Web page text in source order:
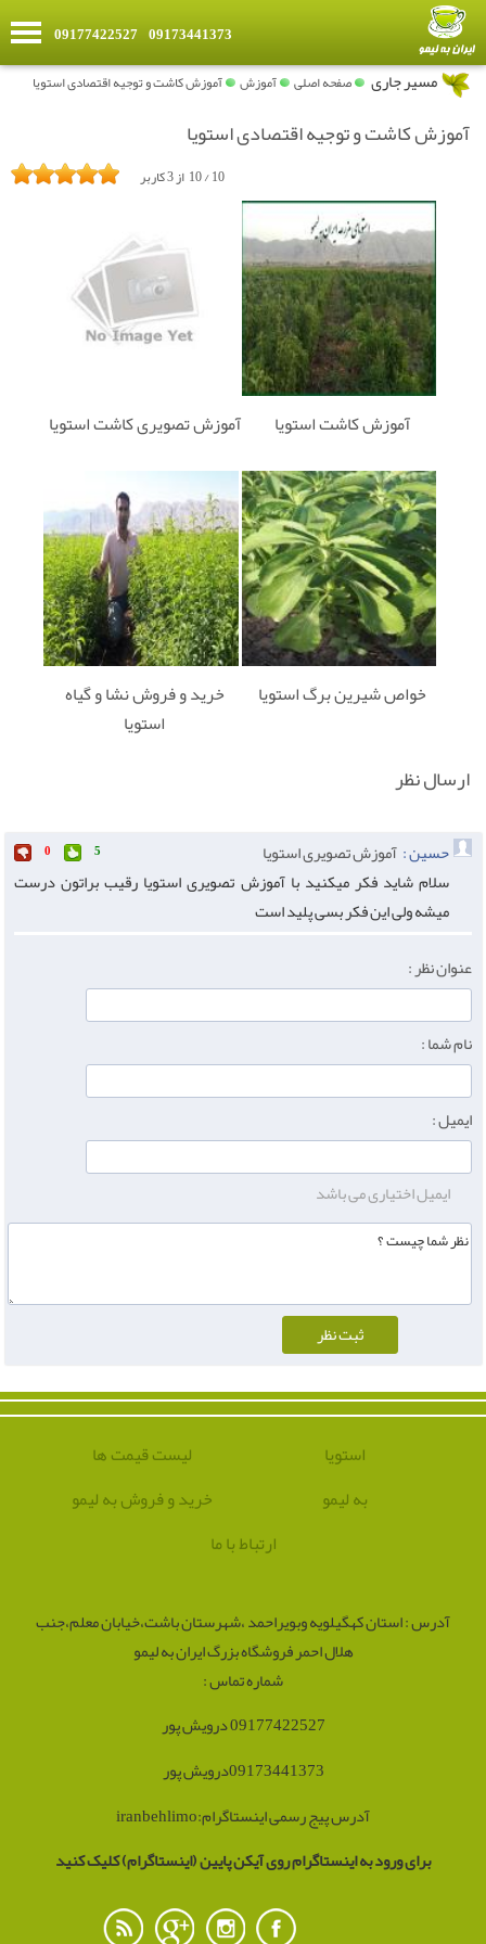
09177422527 09173441373
مسیر جاری » صفحه اصلی آموزش آموزش کاشت و توجیه اقتصادی استویا
آموزش کاشت و توجیه اقتصادی استویا
10/10 از3کاربر
آموزش کاشت استویا آموزش تصویری کاشت استویا
خواص شیرین برگ استویا
خرید و فروش نشا و گیاه
استویا
ارسال نظر
حسین : آموزش تصویری استویا 5
0
سلام شاید فکر میکنید با آموزش تصویری استویا رقیب براتون درست
میشه ولی این فکر بسی پلید است
عنوان نظر :
نام شما :
ایمیل :
ایمیل اختیاری می باشد
استویا
لیست قیمت ها
به لیمو
خرید و فروش به لیمو
ارتباط با ما
آدرس : استان کهگیلویه وبویراحمد ،شهرستان باشت،خیابان معلم،جنب
هلال احمر فروشگاه بزرگ ایران به لیمو
شماره تماس :
09177422527 درویش پور
09173441373درویش پور
آدرس پیج رسمی اینستاگرام:iranbehlimo
برای ورود به اینستاگرام روی آیکن پایین (اینستاگرام) کلیک کنید